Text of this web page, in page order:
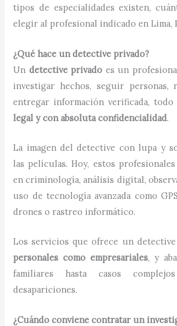
tipos de especialidades existen,
elegir al profesional indicado en Lima,
¿Qué hace un detective privado?
Un detective privado es un
investigar hechos, seguir personas,
entregar información verificada, todo
legal y con absoluta confidencialidad.
La imagen del detective con lupa y
las películas. Hoy, estos
en criminología, análisis digital,
uso de tecnología avanzada como
drones o rastreo informático.
Los servicios que ofrece un
personales como empresariales, y
familiares hasta casos
desapariciones.
¿Cuándo conviene contratar un